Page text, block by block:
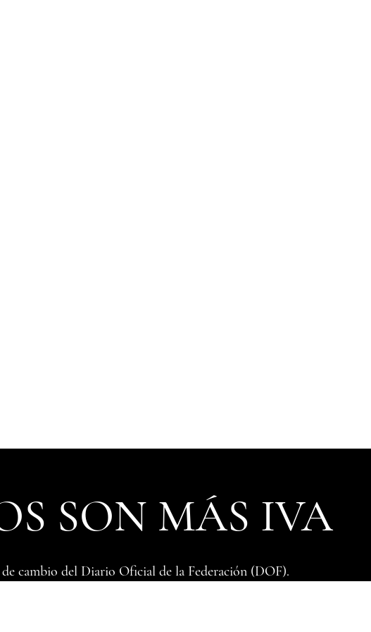
SON MÁS IVA
cambio del ​Diario Oficial de la Federación (DOF).